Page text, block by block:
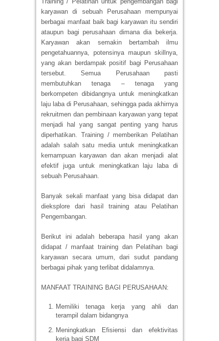
karyawan di sebuah Perusahaan mempunyai
berbagai manfaat baik bagi karyawan itu sendiri
ataupun bagi perusahaan dimana dia bekerja.
Karyawan akan semakin bertambah ilmu
pengetahuannya, potensinya maupun skillnya,
yang akan berdampak positif bagi Perusahaan
tersebut. Semua Perusahaan pasti
membutuhkan tenaga – tenaga yang
berkompeten dibidangnya untuk meningkatkan
laju laba di Perusahaan, sehingga pada akhirnya
rekruitmen dan pembinaan karyawan yang tepat
menjadi hal yang sangat penting yang harus
diperhatikan. Training / memberikan Pelatihan
adalah salah satu media untuk meningkatkan
kemampuan karyawan dan akan menjadi alat
efektif juga untuk meningkatkan laju laba di
sebuah Perusahaan.
Banyak sekali manfaat yang bisa didapat dan
dieksplore dari hasil training atau Pelatihan
Pengembangan.
Berikut ini adalah beberapa hasil yang akan
didapat / manfaat training dan Pelatihan bagi
karyawan secara umum, dari sudut pandang
berbagai pihak yang terlibat didalamnya.
MANFAAT TRAINING BAGI PERUSAHAAN:
Memiliki tenaga kerja yang ahli dan
terampil dalam bidangnya
Meningkatkan Efisiensi dan efektivitas
kerja bagi SDM